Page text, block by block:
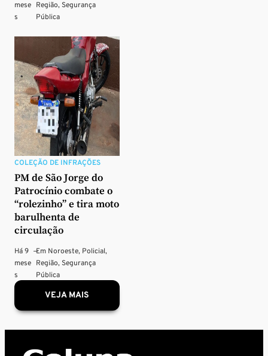
mese
s
Região, Segurança
Pública
COLEÇÃO DE INFRAÇÕES
PM de São Jorge do
Patrocínio combate o
“rolezinho” e tira moto
barulhenta de
circulação
Há 9
mese
s
—Em Noroeste, Policial,
Região, Segurança
Pública
VEJA MAIS